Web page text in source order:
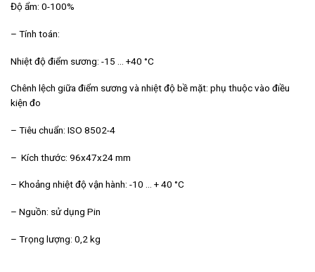
Độ ẩm: 0-100%
– Tính toán:
Nhiệt độ điểm sương: -15 … +40 °С
Chênh lệch giữa điểm sương và nhiệt độ bề mặt: phụ thuộc vào điều
kiện đo
– Tiêu chuẩn: ISO 8502-4
– Kích thước: 96x47x24 mm
– Khoảng nhiệt độ vận hành: -10 … + 40 °С
– Nguồn: sử dụng Pin
– Trọng lượng: 0,2 kg